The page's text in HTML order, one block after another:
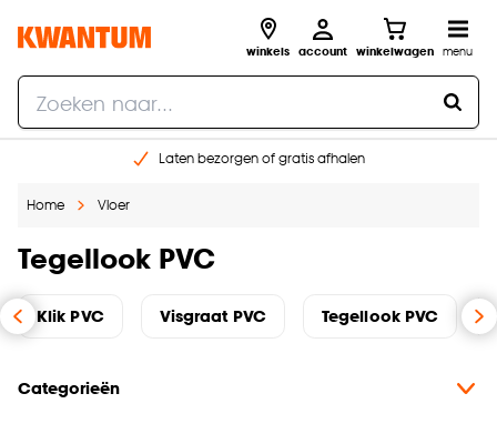
winkels account winkelwagen menu
Laten bezorgen of gratis afhalen
Home Vloer
Tegellook PVC
Klik PVC Visgraat PVC Tegellook PVC
Categorieën